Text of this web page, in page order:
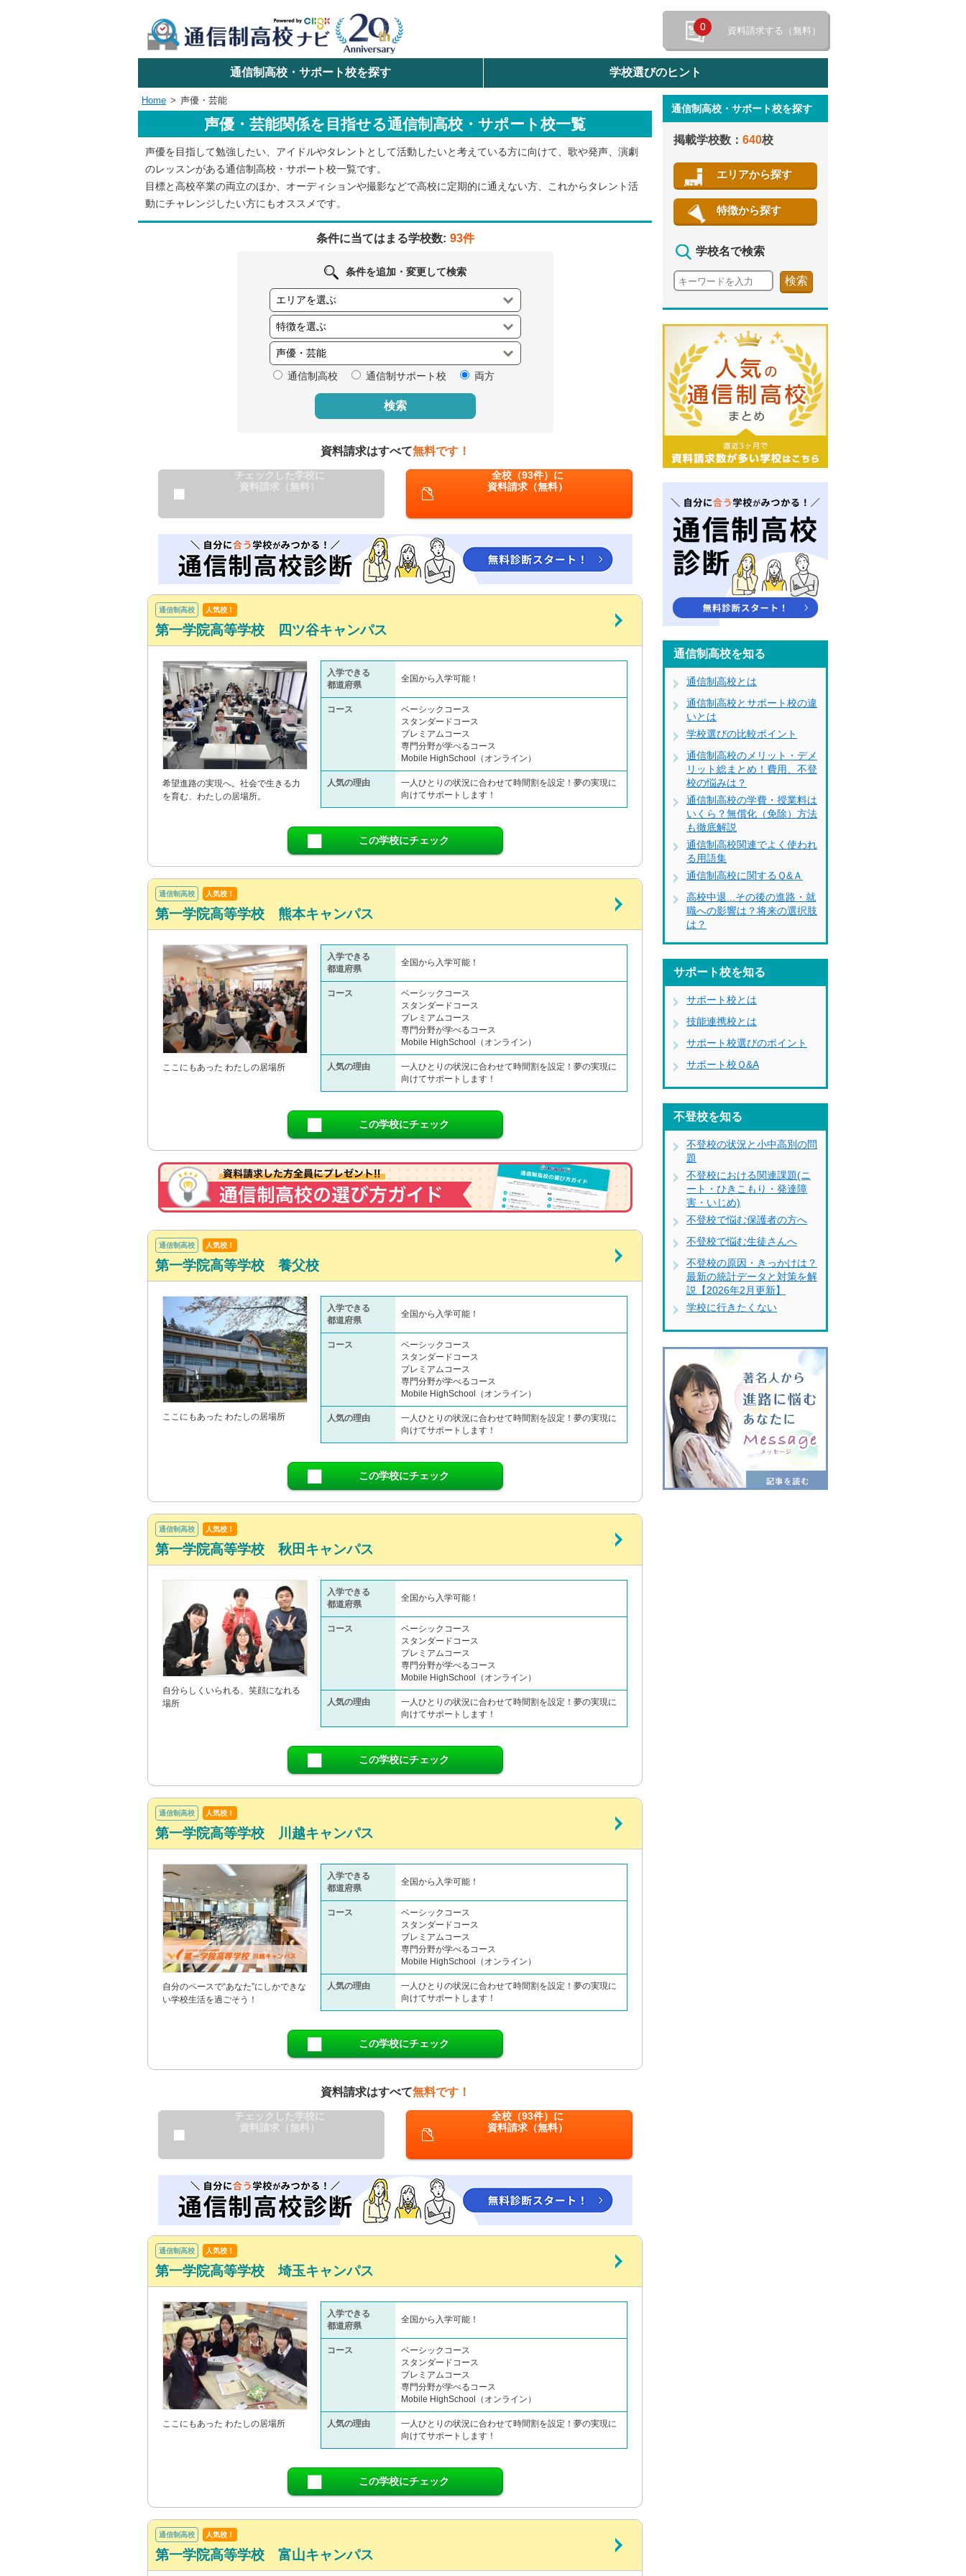
0 資料請求する（無料）
学校名で探す
検索
エリアから探す
エリアを選択して探す
関東 北海道・東北
東海 北陸・甲信越
九州・沖縄
閉じる
通信制高校・サポート校を探す 学校選びのヒント
Home 声優・芸能
声優・芸能関係を目指せる通信制高校・サポート校一覧
声優を目指して勉強したい、アイドルやタレントとして活動したいと考えている方に向けて、歌や発声、演劇
のレッスンがある通信制高校・サポート校一覧です。
目標と高校卒業の両立のほか、オーディションや撮影などで高校に定期的に通えない方、これからタレント活
動にチャレンジしたい方にもオススメです。
条件に当てはまる学校数: 93件
条件を追加・変更して検索
通信制高校 通信制サポート校 両方
検索
資料請求はすべて無料です！
チェックした学校に
資料請求（無料）
全校（93件）に
資料請求（無料）
通信制高校 人気校！
第一学院高等学校 四ツ谷キャンパス
希望進路の実現へ。社会で生きる力
を育む、わたしの居場所。
入学できる
都道府県
全国から入学可能！
コース
ベーシックコース
スタンダードコース
プレミアムコース
専門分野が学べるコース
Mobile HighSchool（オンライン）
人気の理由
一人ひとりの状況に合わせて時間割を設定！夢の実現に
向けてサポートします！
この学校にチェック
通信制高校 人気校！
第一学院高等学校 熊本キャンパス
ここにもあった わたしの居場所
入学できる
都道府県
全国から入学可能！
コース
ベーシックコース
スタンダードコース
プレミアムコース
専門分野が学べるコース
Mobile HighSchool（オンライン）
人気の理由
一人ひとりの状況に合わせて時間割を設定！夢の実現に
向けてサポートします！
この学校にチェック
通信制高校 人気校！
第一学院高等学校 養父校
ここにもあった わたしの居場所
入学できる
都道府県
全国から入学可能！
コース
ベーシックコース
スタンダードコース
プレミアムコース
専門分野が学べるコース
Mobile HighSchool（オンライン）
人気の理由
一人ひとりの状況に合わせて時間割を設定！夢の実現に
向けてサポートします！
この学校にチェック
通信制高校 人気校！
第一学院高等学校 秋田キャンパス
自分らしくいられる、笑顔になれる
場所
入学できる
都道府県
全国から入学可能！
コース
ベーシックコース
スタンダードコース
プレミアムコース
専門分野が学べるコース
Mobile HighSchool（オンライン）
人気の理由
一人ひとりの状況に合わせて時間割を設定！夢の実現に
向けてサポートします！
この学校にチェック
通信制高校 人気校！
第一学院高等学校 川越キャンパス
自分のペースで“あなた”にしかできな
い学校生活を過ごそう！
入学できる
都道府県
全国から入学可能！
コース
ベーシックコース
スタンダードコース
プレミアムコース
専門分野が学べるコース
Mobile HighSchool（オンライン）
人気の理由
一人ひとりの状況に合わせて時間割を設定！夢の実現に
向けてサポートします！
この学校にチェック
資料請求はすべて無料です！
チェックした学校に
資料請求（無料）
全校（93件）に
資料請求（無料）
通信制高校 人気校！
第一学院高等学校 埼玉キャンパス
ここにもあった わたしの居場所
入学できる
都道府県
全国から入学可能！
コース
ベーシックコース
スタンダードコース
プレミアムコース
専門分野が学べるコース
Mobile HighSchool（オンライン）
人気の理由
一人ひとりの状況に合わせて時間割を設定！夢の実現に
向けてサポートします！
この学校にチェック
通信制高校 人気校！
第一学院高等学校 富山キャンパス
通信制高校・サポート校を探す
掲載学校数： 640校
エリアから探す
特徴から探す
学校名で検索
通信制高校を知る
通信制高校とは
通信制高校とサポート校の違
いとは
学校選びの比較ポイント
通信制高校のメリット・デメ
リット総まとめ！費用、不登
校の悩みは？
通信制高校の学費・授業料は
いくら？無償化（免除）方法
も徹底解説
通信制高校関連でよく使われ
る用語集
通信制高校に関するＱ&Ａ
高校中退...その後の進路・就
職への影響は？将来の選択肢
は？
サポート校を知る
サポート校とは
技能連携校とは
サポート校選びのポイント
サポート校Ｑ&A
不登校を知る
不登校の状況と小中高別の問
題
不登校における関連課題(ニ
ート・ひきこもり・発達障
害・いじめ)
不登校で悩む保護者の方へ
不登校で悩む生徒さんへ
不登校の原因・きっかけは？
最新の統計データと対策を解
説【2026年2月更新】
学校に行きたくない